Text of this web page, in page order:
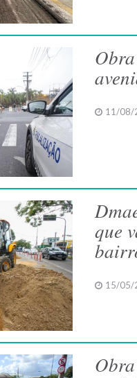
11/08/
que
15/05/